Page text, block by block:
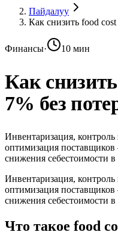
Пайдалуу
Как снизить food cost
Финансы· 10 мин
Как
7% без
Инвентаризация,
оптимизация
снижения себестоимости в
Инвентаризация,
оптимизация
снижения себестоимости в
Что такое food